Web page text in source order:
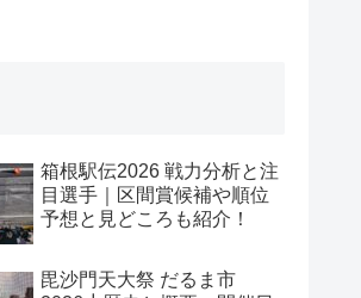
箱根駅伝2026 戦力分析と注
目選手｜区間賞候補や順位
予想と見どころも紹介！
毘沙門天大祭 だるま市